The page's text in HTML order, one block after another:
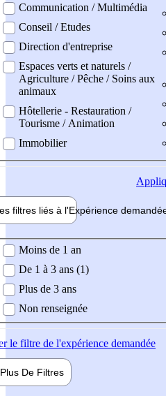
Communication / Multimédia
Conseil / Etudes
Direction d'entreprise
Espaces verts et naturels /
Agriculture / Pêche / Soins aux
animaux
Hôtellerie - Restauration /
Tourisme / Animation
Immobilier
filtres liés à l'Expérience
demandée
Moins de 1 an
De 1 à 3 ans (1)
Plus de 3 ans
Non renseignée
le filtre de l'expérience demandée
Plus De Filtres